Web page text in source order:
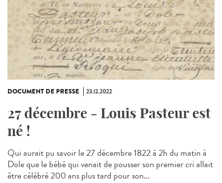
DOCUMENT DE PRESSE 23.12.2022
27 décembre - Louis Pasteur est
né !
Qui aurait pu savoir le 27 décembre 1822 à 2h du matin à
Dole que le bébé qui venait de pousser son premier cri allait
être célébré 200 ans plus tard pour son...